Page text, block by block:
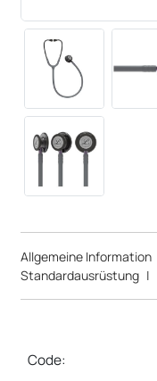
Allgemeine Information
Standardausrüstung |
Code: